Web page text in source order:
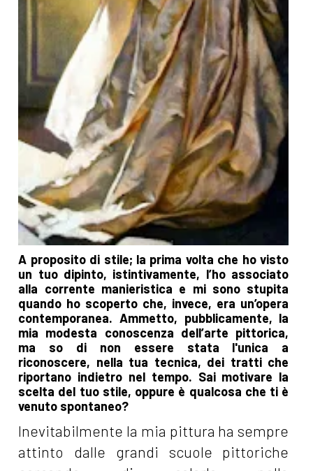
A proposito di stile; la prima volta che ho visto
un tuo dipinto, istintivamente, l’ho associato
alla corrente manieristica e mi sono stupita
quando ho scoperto che, invece, era un’opera
contemporanea. Ammetto, pubblicamente, la
mia modesta conoscenza dell’arte pittorica,
ma so di non essere stata l'unica a
riconoscere, nella tua tecnica, dei tratti che
riportano indietro nel tempo. Sai motivare la
scelta del tuo stile, oppure è qualcosa che ti è
venuto spontaneo?
Inevitabilmente la mia pittura ha sempre
attinto dalle grandi scuole pittoriche